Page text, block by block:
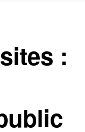
: